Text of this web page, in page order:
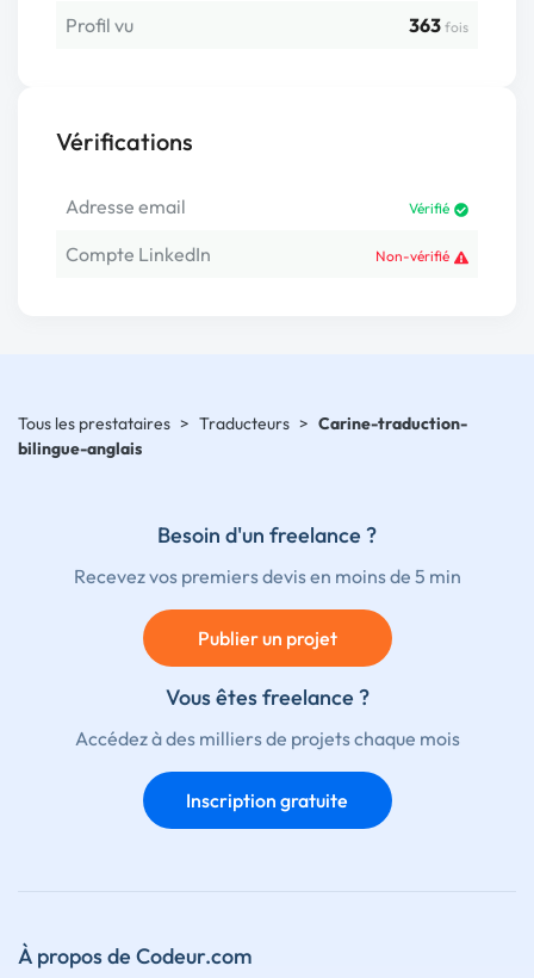
Profil vu
363 fois
Vérifications
Adresse email Vérifié
Compte LinkedIn Non-vérifié
Tous les prestataires > Traducteurs > Carine-traduction-
bilingue-anglais
Besoin d'un freelance ?
Recevez vos premiers devis en moins de 5 min
Publier un projet
Vous êtes freelance ?
Accédez à des milliers de projets chaque mois
Inscription gratuite
À propos de Codeur.com